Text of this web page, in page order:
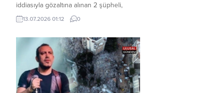
iddiasıyla gözaltına alınan 2 şüpheli,
çıkarıldıkları mahkemece tutuklanarak
cezaevine gönderildi. Haber Merkezi –
tarafından yürütülen geniş kapsamlı
soruşturma çerçevesinde gözaltına
alınan şüphelilerin emniyetteki işlemleri
tamamlandı. Güvenlik birimlerindeki
sorgularının ardından yoğun güvenlik
13.07.2026 01:12 0